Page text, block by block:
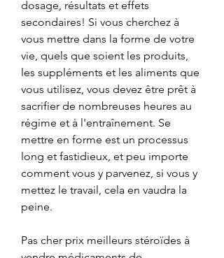
dosage, résultats et effets
secondaires! Si vous cherchez à
vous mettre dans la forme de votre
vie, quels que soient les produits,
les suppléments et les aliments que
vous utilisez, vous devez être prêt à
sacrifier de nombreuses heures au
régime et à l'entraînement. Se
mettre en forme est un processus
long et fastidieux, et peu importe
comment vous y parvenez, si vous y
mettez le travail, cela en vaudra la
peine.
Pas cher prix meilleurs stéroïdes à